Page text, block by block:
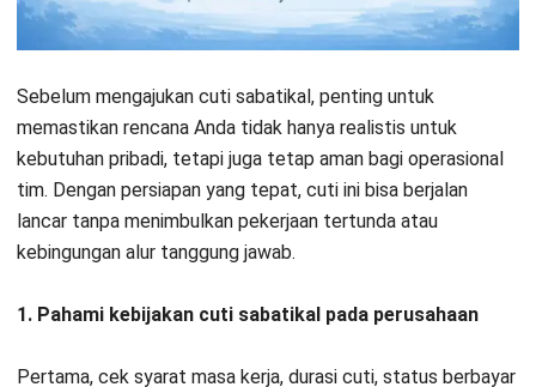
Misalnya untuk sertifikasi, studi, pemulihan, atau proyek
personal. Tujuan yang jelas membantu Anda menyusun
rencana, danmemudahkan HR menilai urgensi serta
manfaatnya.
3. Buat rencana serah terima yang rapi
Susun daftar tugas, proyek berjalan, deadline, dan “how-to”
melanjutkan tanpa bergantung pada Anda.
4. Tunjuk PIC pengganti dan alur eskalasi